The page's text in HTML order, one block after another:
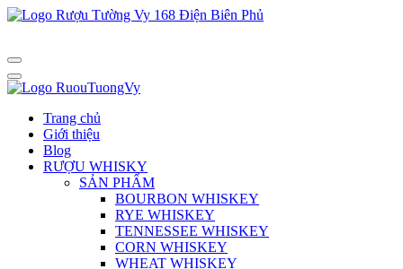
Trang chủ
Giới thiệu
Blog
RƯỢU WHISKY
SẢN PHẨM
BOURBON WHISKEY
RYE WHISKEY
TENNESSEE WHISKEY
CORN WHISKEY
WHEAT WHISKEY